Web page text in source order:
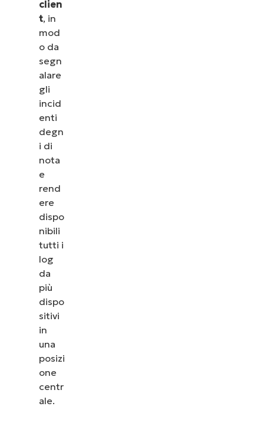
clien
t, in
mod
o da
segn
alare
gli
incid
enti
degn
i di
nota
e
rend
ere
dispo
nibili
tutti i
log
da
più
dispo
sitivi
in
una
posizi
one
centr
ale.